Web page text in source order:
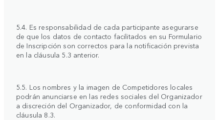
5.4. Es responsabilidad de cada participante asegurarse
de que los datos de contacto facilitados en su Formulario
de Inscripción son correctos para la notificación prevista
en la cláusula 5.3 anterior.
5.5. Los nombres y la imagen de Competidores locales
podrán anunciarse en las redes sociales del Organizador
a discreción del Organizador, de conformidad con la
cláusula 8.3.